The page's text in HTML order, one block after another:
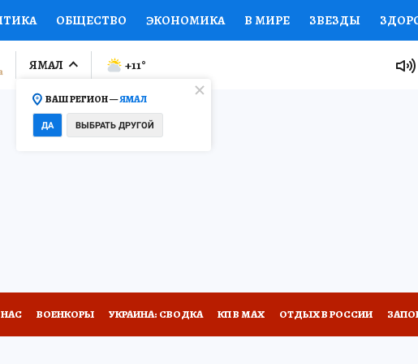
ОБЩЕСТВО ЭКОНОМИКА В МИРЕ ЗВЕЗДЫ
ПРОИСШЕСТВИЯ НАЦИОНАЛЬНЫЕ ПРОЕКТЫ
ОТКРЫВАЕМ МИР
ПРОМОКОДЫ СЕРИАЛЫ
ЯМАЛ
ВАШ РЕГИОН —ЯМАЛ
ДА ВЫБРАТЬ ДРУГОЙ
+11°
ВОЕНКОРЫ УКРАИНА: СВОДКА КП В МАХ ОТДЫХ В РОССИИ
СЕБЕ